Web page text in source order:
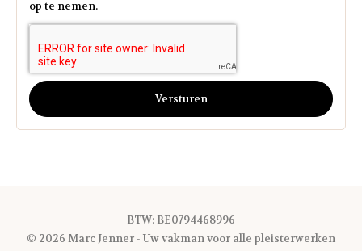
op te nemen.
Versturen
BTW: BE0794468996
© 2026 Marc Jenner - Uw vakman voor alle pleisterwerken